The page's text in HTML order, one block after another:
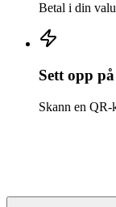
Betal i din
Sett opp
Skann en